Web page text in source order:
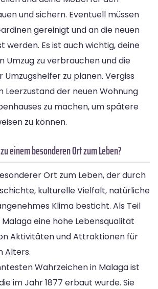
und sichern. Eventuell müssen
gereinigt und an die neuen
werden. Es ist auch wichtig, deine
Umzug zu verbrauchen und die
zu planen. Vergiss
Leerzustand der neuen Wohnung
zu machen, um spätere
zu können.
einem besonderen Ort zum Leben?
Ort zum Leben, der durch
kulturelle Vielfalt, natürliche
Klima besticht. Als Teil
eine hohe Lebensqualität
Aktivitäten und Attraktionen für
Alters.
Wahrzeichen in Malaga ist
im Jahr 1877 erbaut wurde. Sie